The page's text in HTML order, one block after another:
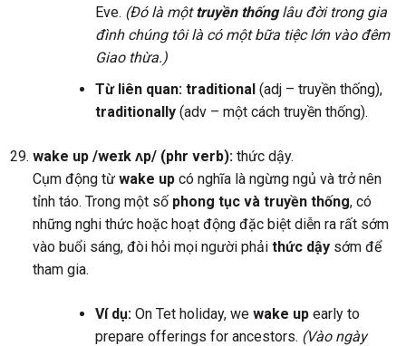
Eve. (Đó là mộttruyền thốnglâu đời trong gia
đình chúng tôi là có một bữa tiệc lớn vào đêm
Giao thừa.)
Từ liên quan: traditional(adj – truyền thống),
traditionally(adv – một cách truyền thống).
wake up /weɪk ʌp/ (phr verb):thức dậy.
Cụm động từ wake upcó nghĩa là ngừng ngủ và trở nên
tỉnh táo. Trong một số phong tục và truyền thống, có
những nghi thức hoặc hoạt động đặc biệt diễn ra rất sớm
vào buổi sáng, đòi hỏi mọi người phải thức dậysớm để
tham gia.
Ví dụ:On Tet holiday, we wake upearly to
prepare offerings for ancestors. (Vào ngày